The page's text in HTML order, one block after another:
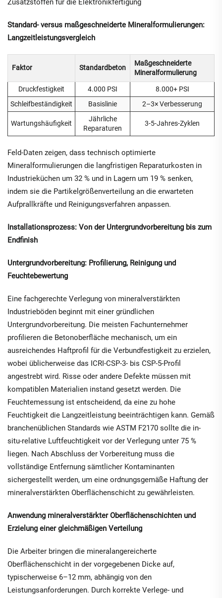
Zusatzstoffen für die Elektronikfertigung
Standard- versus maßgeschneiderte Mineralformulierungen:
Langzeitleistungsvergleich
Faktor Standardbeton
Maßgeschneiderte
Mineralformulierung
Druckfestigkeit 4.000 PSI
8.000+ PSI
Schleifbeständigkeit
Basislinie 2–3× Verbesserung
Wartungshäufigkeit
Jährliche
Reparaturen
3-5-Jahres-Zyklen
Feld-Daten zeigen, dass technisch optimierte
Mineralformulierungen die langfristigen Reparaturkosten in
Industrieküchen um 32 % und in Lagern um 19 % senken,
indem sie die Partikelgrößenverteilung an die erwarteten
Aufprallkräfte und Reinigungsverfahren anpassen.
Installationsprozess: Von der Untergrundvorbereitung bis zum
Endfinish
Untergrundvorbereitung: Profilierung, Reinigung und
Feuchtebewertung
Eine fachgerechte Verlegung von mineralverstärkten
Industrieböden beginnt mit einer gründlichen
Untergrundvorbereitung. Die meisten Fachunternehmer
profilieren die Betonoberfläche mechanisch, um ein
ausreichendes Haftprofil für die Verbundfestigkeit zu erzielen,
wobei üblicherweise das ICRI-CSP-3- bis CSP-5-Profil
angestrebt wird. Risse oder andere Defekte müssen mit
kompatiblen Materialien instand gesetzt werden. Die
Feuchtemessung ist entscheidend, da eine zu hohe
Feuchtigkeit die Langzeitleistung beeinträchtigen kann. Gemäß
branchenüblichen Standards wie ASTM F2170 sollte die in-
situ-relative Luftfeuchtigkeit vor der Verlegung unter 75 %
liegen. Nach Abschluss der Vorbereitung muss die
vollständige Entfernung sämtlicher Kontaminanten
sichergestellt werden, um eine ordnungsgemäße Haftung der
mineralverstärkten Oberflächenschicht zu gewährleisten.
Anwendung mineralverstärkter Oberflächenschichten und
Erzielung einer gleichmäßigen Verteilung
Die Arbeiter bringen die mineralangereicherte
Oberflächenschicht in der vorgegebenen Dicke auf,
typischerweise 6–12 mm, abhängig von den
Leistungsanforderungen. Durch korrekte Verlege- und